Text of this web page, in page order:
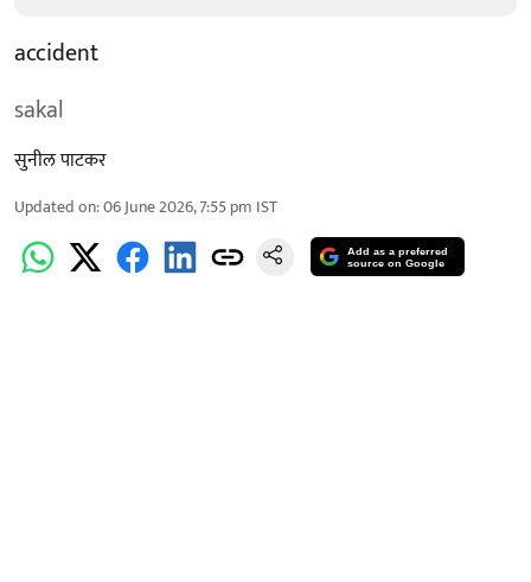
accident
sakal
सुनील पाटकर
Updated on:06 June 2026, 7:55 pm IST
Add as a preferred
source on Google